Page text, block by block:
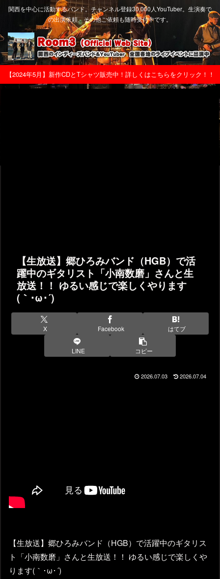
関西を中心に活動するバンド。チャンネル登録30,000人YouTuber。生演奏で
の出演依頼、その他ご依頼も随時受付中です。
【2024年5月】新作CDとTシャツ販売中！詳しくはこちらをクリック！！
【生放送】郷ひろみバンド（HGB）で活
躍中のギタリスト「小南数磨」さんと生
放送！！ ゆるい感じで楽しくやります
(｀･ω･´)ゞ
X Facebook はてブ
LINE コピー
2026.07.03 2026.07.04
【生放送】郷ひろみバンド（HGB）で活躍中のギタリス
ト「小南数磨」さんと生放送！！ ゆるい感じで楽しくや
ります(｀･ω･´)ゞ